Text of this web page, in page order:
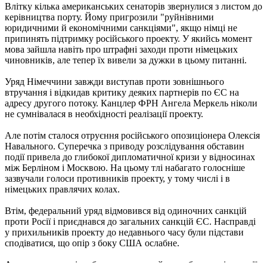
Влітку кілька американських сенаторів звернулися з листом до
керівництва порту. Йому пригрозили "руйнівними
юридичними й економічними санкціями", якщо німці не
припинять підтримку російського проекту. У якийсь момент
мова зайшла навіть про штрафні заходи проти німецьких
чиновників, але тепер їх вивели за дужки в цьому питанні.
Уряд Німеччини завжди виступав проти зовнішнього
втручання і відкидав критику деяких партнерів по ЄС на
адресу другого потоку. Канцлер ФРН Ангела Меркель ніколи
не сумнівалася в необхідності реалізації проекту.
Але потім сталося отруєння російського опозиціонера Олексія
Навального. Суперечка з приводу розслідування обставин
події привела до глибокої дипломатичної кризи у відносинах
між Берліном і Москвою. На цьому тлі набагато голосніше
зазвучали голоси противників проекту, у тому числі і в
німецьких правлячих колах.
Втім, федеральний уряд відмовився від одиночних санкцій
проти Росії і приєднався до загальних санкцій ЄС. Насправді
у прихильників проекту до недавнього часу були підстави
сподіватися, що опір з боку США ослабне.